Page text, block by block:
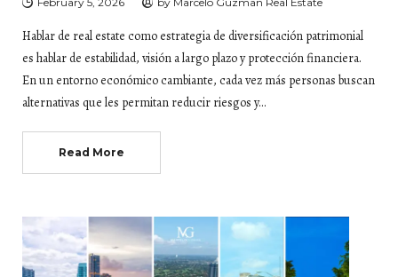
Hablar de real estate como estrategia de diversificación patrimonial
es hablar de estabilidad, visión a largo plazo y protección financiera.
En un entorno económico cambiante, cada vez más personas buscan
alternativas que les permitan reducir riesgos y…
Read More